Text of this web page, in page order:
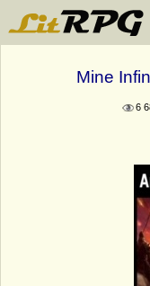
Mine
6